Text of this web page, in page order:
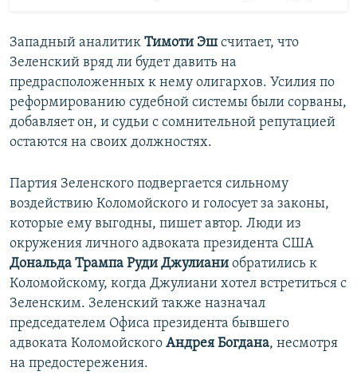
Западный аналитик Тимоти Эш считает, что
Зеленский вряд ли будет давить на
предрасположенных к нему олигархов. Усилия по
реформированию судебной системы были сорваны,
добавляет он, и судьи с сомнительной репутацией
остаются на своих должностях.
Партия Зеленского подвергается сильному
воздействию Коломойского и голосует за законы,
которые ему выгодны, пишет автор. Люди из
окружения личного адвоката президента США
Дональда Трампа Руди Джулиани обратились к
Коломойскому, когда Джулиани хотел встретиться с
Зеленским. Зеленский также назначал
председателем Офиса президента бывшего
адвоката Коломойского Андрея Богдана, несмотря
на предостережения.